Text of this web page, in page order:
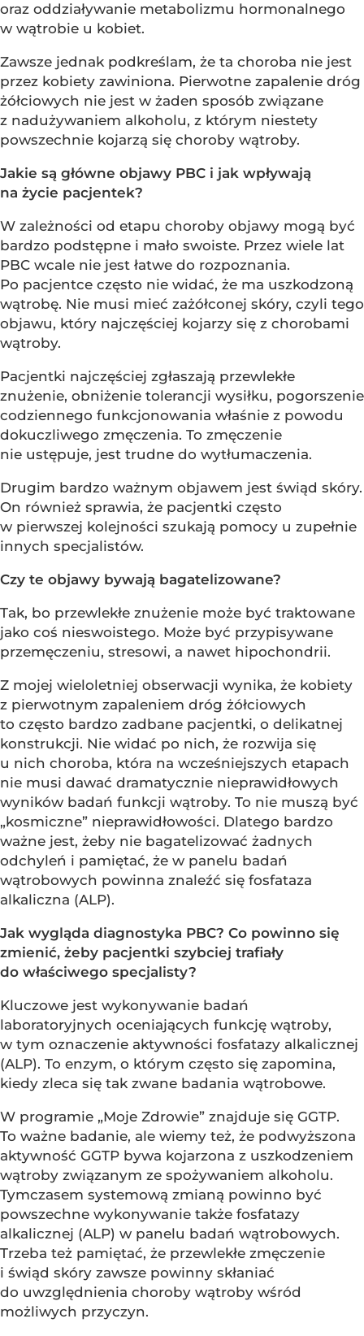
oraz oddziaływanie metabolizmu hormonalnego
w wątrobie u kobiet.
Zawsze jednak podkreślam, że ta choroba nie jest
przez kobiety zawiniona. Pierwotne zapalenie dróg
żółciowych nie jest w żaden sposób związane
z nadużywaniem alkoholu, z którym niestety
powszechnie kojarzą się choroby wątroby.
Jakie są główne objawy PBC i jak wpływają
na życie pacjentek?
W zależności od etapu choroby objawy mogą być
bardzo podstępne i mało swoiste. Przez wiele lat
PBC wcale nie jest łatwe do rozpoznania.
Po pacjentce często nie widać, że ma uszkodzoną
wątrobę. Nie musi mieć zażółconej skóry, czyli tego
objawu, który najczęściej kojarzy się z chorobami
wątroby.
Pacjentki najczęściej zgłaszają przewlekłe
znużenie, obniżenie tolerancji wysiłku, pogorszenie
codziennego funkcjonowania właśnie z powodu
dokuczliwego zmęczenia. To zmęczenie
nie ustępuje, jest trudne do wytłumaczenia.
Drugim bardzo ważnym objawem jest świąd skóry.
On również sprawia, że pacjentki często
w pierwszej kolejności szukają pomocy u zupełnie
innych specjalistów.
Czy te objawy bywają bagatelizowane?
Tak, bo przewlekłe znużenie może być traktowane
jako coś nieswoistego. Może być przypisywane
przemęczeniu, stresowi, a nawet hipochondrii.
Z mojej wieloletniej obserwacji wynika, że kobiety
z pierwotnym zapaleniem dróg żółciowych
to często bardzo zadbane pacjentki, o delikatnej
konstrukcji. Nie widać po nich, że rozwija się
u nich choroba, która na wcześniejszych etapach
nie musi dawać dramatycznie nieprawidłowych
wyników badań funkcji wątroby. To nie muszą być
„kosmiczne” nieprawidłowości. Dlatego bardzo
ważne jest, żeby nie bagatelizować żadnych
odchyleń i pamiętać, że w panelu badań
wątrobowych powinna znaleźć się fosfataza
alkaliczna (ALP).
Jak wygląda diagnostyka PBC? Co powinno się
zmienić, żeby pacjentki szybciej trafiały
do właściwego specjalisty?
Kluczowe jest wykonywanie badań
laboratoryjnych oceniających funkcję wątroby,
w tym oznaczenie aktywności fosfatazy alkalicznej
(ALP). To enzym, o którym często się zapomina,
kiedy zleca się tak zwane badania wątrobowe.
W programie „Moje Zdrowie” znajduje się GGTP.
To ważne badanie, ale wiemy też, że podwyższona
aktywność GGTP bywa kojarzona z uszkodzeniem
wątroby związanym ze spożywaniem alkoholu.
Tymczasem systemową zmianą powinno być
powszechne wykonywanie także fosfatazy
alkalicznej (ALP) w panelu badań wątrobowych.
Trzeba też pamiętać, że przewlekłe zmęczenie
i świąd skóry zawsze powinny skłaniać
do uwzględnienia choroby wątroby wśród
możliwych przyczyn.